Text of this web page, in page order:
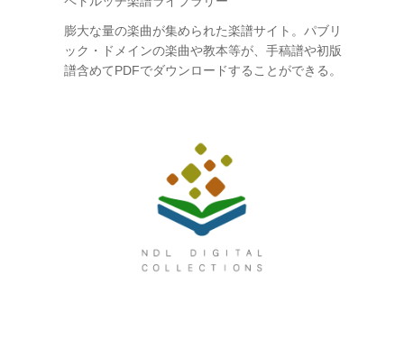
膨大な量の楽曲が集められた楽譜サイト。パブリ
ック・ドメインの楽曲や教本等が、手稿譜や初版
譜含めてPDFでダウンロードすることができる。